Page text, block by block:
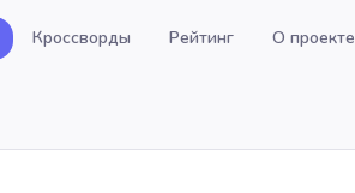
Кроссворды Рейтинг О проекте